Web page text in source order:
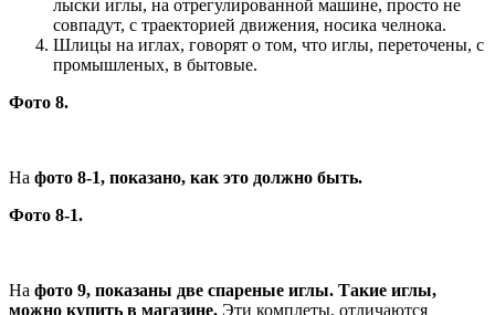
лыски иглы, на отрегулированной машине, просто не
совпадут, с траекторией движения, носика челнока.
Шлицы на иглах, говорят о том, что иглы, переточены, с
промышленых, в бытовые.
Фото 8.
На фото 8-1, показано, как это должно быть.
Фото 8-1.
На фото 9, показаны две спареные иглы. Такие иглы,
можно купить в магазине. Эти комплеты, отличаются